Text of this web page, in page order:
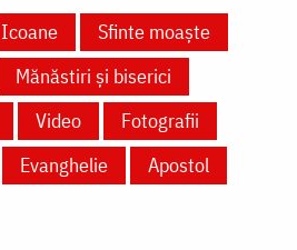
Icoane
Sfinte moaște
Mănăstiri și biserici
Video
Fotografii
Evanghelie Apostol